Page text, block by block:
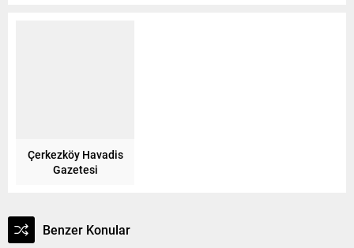
Çerkezköy Havadis
Gazetesi
Benzer Konular